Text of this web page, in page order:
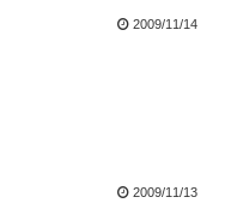
2009/11/14
2009/11/13